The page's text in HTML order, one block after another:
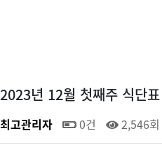
2023년 12월 첫째주 식단표
최고관리자 0건 2,546회